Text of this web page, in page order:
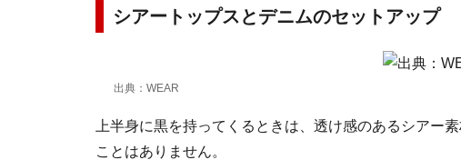
シアートップスとデニムのセットアップ
出典：WEAR
上半身に黒を持ってくるときは、透け感のあるシアー
ことはありません。